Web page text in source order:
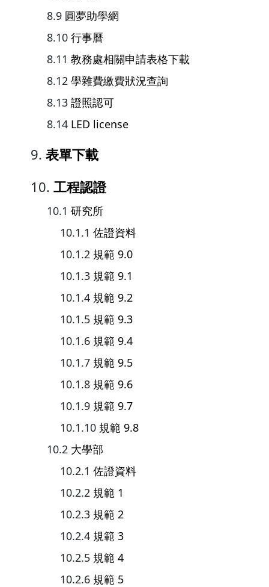
圓夢助學網
行事曆
教務處相關申請表格下載
學雜費繳費狀況查詢
證照認可
LED license
表單下載
工程認證
研究所
佐證資料
規範 9.0
規範 9.1
規範 9.2
規範 9.3
規範 9.4
規範 9.5
規範 9.6
規範 9.7
規範 9.8
大學部
佐證資料
規範 1
規範 2
規範 3
規範 4
規範 5